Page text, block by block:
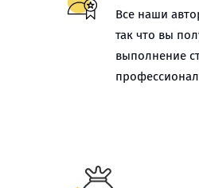
Все наши
так что вы
выполнение